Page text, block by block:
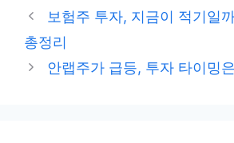
테
리
보험주 투자, 지금이 적기일
총정리
안랩주가 급등, 투자 타이밍